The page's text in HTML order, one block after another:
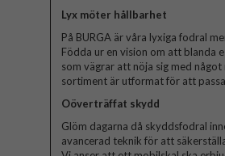
Lyx möter hållbarhet
På BURGA är våra lyxiga fodral
Födda ur en vision om att blanda
som vägrar att nöja sig med
sortiment är utformat för att
Oöverträffat skydd
Glöm dagarna då skyddsfodral
avancerad teknik för att